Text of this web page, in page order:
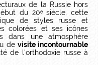
de la Russie hors
du 20ᵉ siècle, cette
de styles russe et
colorées et ses icônes
dans une atmosphère
de visite incontournable
de l'orthodoxie russe à